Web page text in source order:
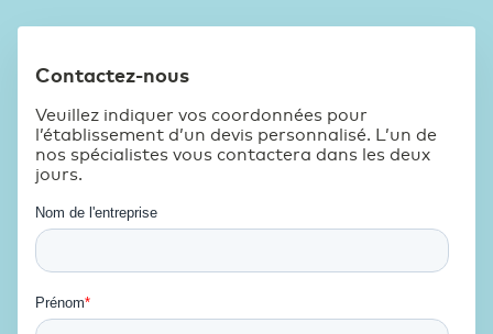
ICT & Télécommunications
Industrie
Santé
France Français
Deutschland
Contactez-nous
Veuillez indiquer vos coordonnées pour
l’établissement d’un devis personnalisé. L’un de
nos spécialistes vous contactera dans les deux
jours.